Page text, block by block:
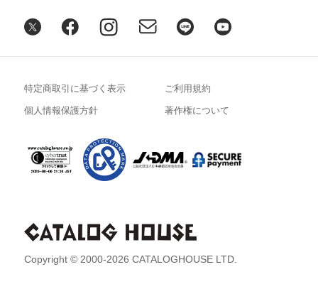
Copyright © 2000-2026 CATALOGHOUSE LTD.
特定商取引に基づく表示 ご利用規約
個人情報保護方針 著作権について